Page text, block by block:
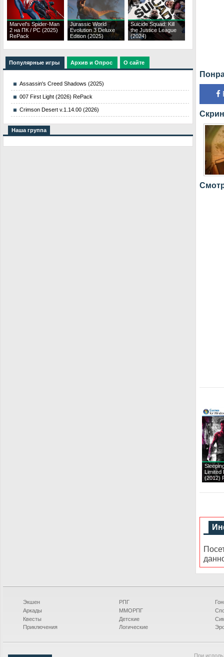
Marvel's Spider-Man
2 на ПК / PC (2025)
RePack
Jurassic World
Evolution 3 Deluxe
Edition (2025)
Suicide Squad: Kill
the Justice League
(2024)
Популярные игры Архив и Опрос О сайте
Assassin's Creed Shadows (2025)
007 First Light (2026) RePack
Crimson Desert v.1.14.00 (2026)
Наша группа
Limited
(2012)
Экшен
Аркады
Квесты
Приключения
РПГ
ММОРПГ
Детские
Логические
При